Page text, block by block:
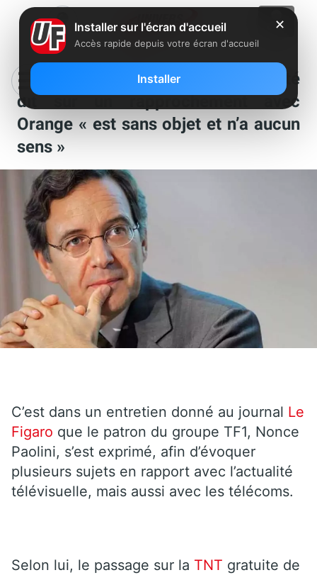
Pour le PDG de TF1, tout ce qui a été
dit sur un rapprochement avec
Orange « est sans objet et n’a aucun
sens »
C’est dans un entretien donné au journal Le
Figaro que le patron du groupe TF1, Nonce
Paolini, s’est exprimé, afin d’évoquer
plusieurs sujets en rapport avec l’actualité
télévisuelle, mais aussi avec les télécoms.
Selon lui, le passage sur la TNT gratuite de
✕
Installer sur l'écran d'accueil
Accès rapide depuis votre écran d'accueil
Installer